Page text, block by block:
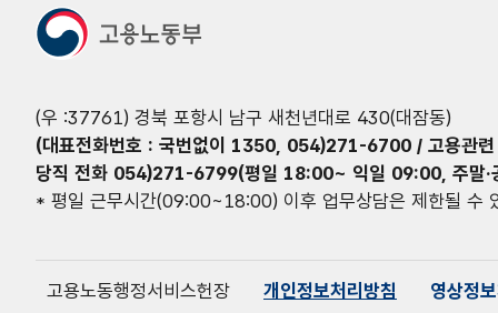
(우 :37761) 경북 포항시 남구 새천년대로 430(대잠동)
(대표전화번호 : 국번없이 1350, 054)271-6700 / 고용관
당직 전화 054)271-6799(평일 18:00~ 익일 09:00, 주말·
* 평일 근무시간(09:00~18:00) 이후 업무상담은 제한될 수
고용노동행정서비스헌장 개인정보처리방침 영상정